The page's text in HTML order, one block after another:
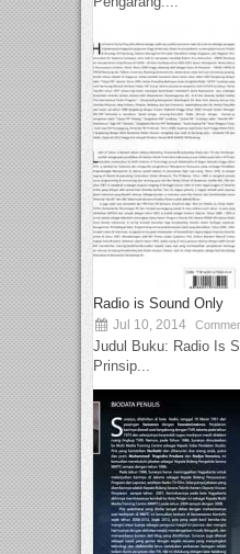
Radio is Sound Only
Jul 10, 2014
Judul Buku: Radio Is
Prinsip...